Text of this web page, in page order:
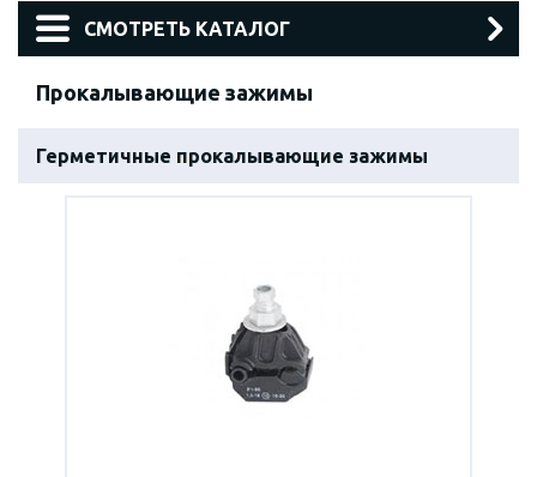
СМОТРЕТЬ КАТАЛОГ
Прокалывающие зажимы
Герметичные прокалывающие зажимы